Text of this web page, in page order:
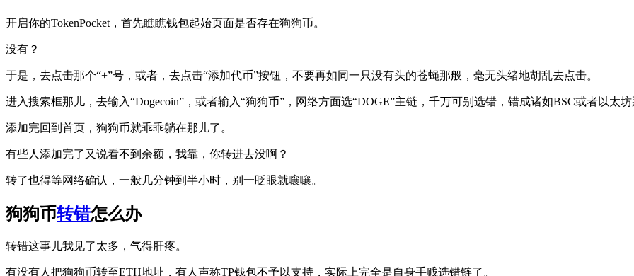
开启你的TokenPocket，首先瞧瞧钱包起始页面是否存在狗狗币。
没有？
于是，去点击那个“+”号，或者，去点击“添加代币”按钮，不要再如同一只没有头的苍蝇那般，毫无头绪地胡乱去点击。
进入搜索框那儿，去输入“Dogecoin”，或者输入“狗狗币”，网络方面选“DOGE”主链，千万可别选错，错成诸如BSC或者以太
添加完回到首页，狗狗币就乖乖躺在那儿了。
有些人添加完了又说看不到余额，我靠，你转进去没啊？
转了也得等网络确认，一般几分钟到半小时，别一眨眼就嚷嚷。
狗狗币转错怎么办
转错这事儿我见了太多，气得肝疼。
有没有人把狗狗币转至ETH地址，有人声称TP钱包不予以支持，实际上完全是自身手贱选错链了。